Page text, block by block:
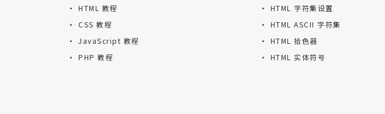
CSS vertical-align属性
CSS visibility属性
· HTML 教程
· CSS 教程
· JavaScript 教程
· PHP 教程
· HTML 字符集设置
· HTML ASCII 字符集
· HTML 拾色器
· HTML 实体符号